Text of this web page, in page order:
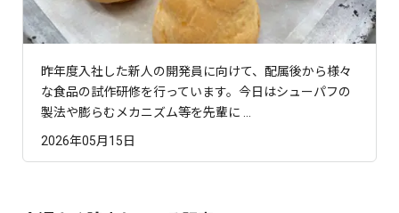
昨年度入社した新人の開発員に向けて、配属後から様々
な食品の試作研修を行っています。今日はシューパフの
製法や膨らむメカニズム等を先輩に ...
2026年05月15日